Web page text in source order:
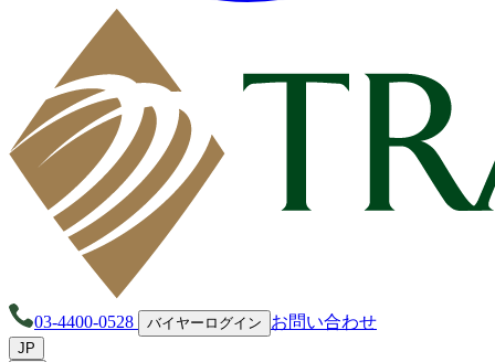
03-4400-0528 バイヤーログイン お問い合わせ
JP